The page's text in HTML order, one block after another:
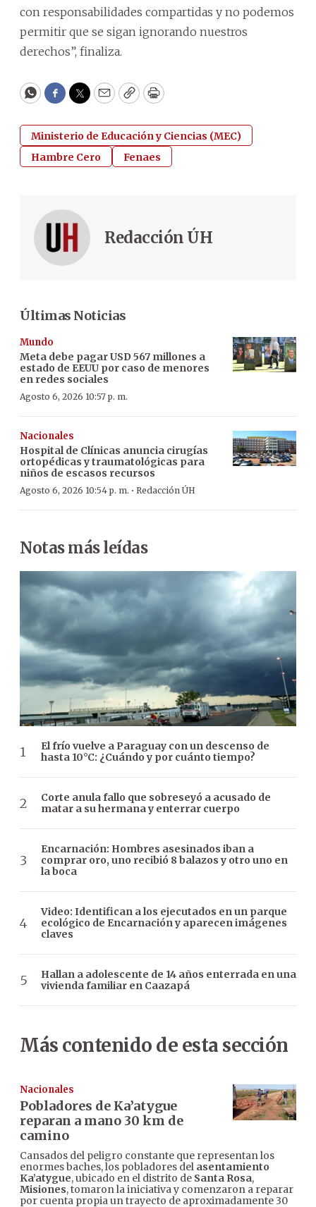
con responsabilidades compartidas y no podemos
permitir que se sigan ignorando nuestros
derechos”, finaliza.
WhatsApp
Facebook
Twitter
EmailCopyPrint
Ministerio de Educación y Ciencias (MEC)
Hambre Cero
Fenaes
Redacción ÚH
Últimas Noticias
Mundo
Meta debe pagar USD 567 millones a
estado de EEUU por caso de menores
en redes sociales
Agosto 6, 2026 10:57 p. m.
Nacionales
Hospital de Clínicas anuncia cirugías
ortopédicas y traumatológicas para
niños de escasos recursos
Agosto 6, 2026 10:54 p. m. · Redacción ÚH
Notas más leídas
El frío vuelve a Paraguay con un descenso de
hasta 10°C: ¿Cuándo y por cuánto tiempo?
Corte anula fallo que sobreseyó a acusado de
matar a su hermana y enterrar cuerpo
Encarnación: Hombres asesinados iban a
comprar oro, uno recibió 8 balazos y otro uno en
la boca
Video: Identifican a los ejecutados en un parque
ecológico de Encarnación y aparecen imágenes
claves
Hallan a adolescente de 14 años enterrada en una
vivienda familiar en Caazapá
Más contenido de esta sección
Nacionales
Pobladores de Ka’atygue
reparan a mano 30 km de
camino
Cansados del peligro constante que representan los
enormes baches, los pobladores del asentamiento
Ka’atygue, ubicado en el distrito de Santa Rosa,
Misiones, tomaron la iniciativa y comenzaron a reparar
por cuenta propia un trayecto de aproximadamente 30